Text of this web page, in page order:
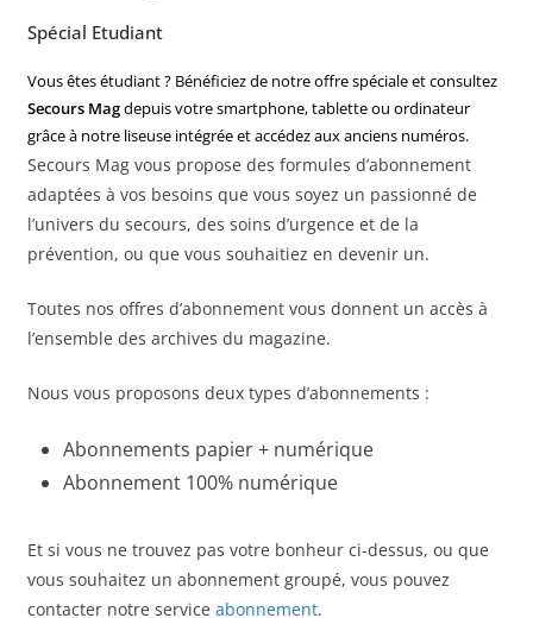
Spécial Etudiant
Vous êtes étudiant ? Bénéficiez de notre offre spéciale et consultez
Secours Magdepuis votre smartphone, tablette ou ordinateur
grâce à notre liseuse intégrée et accédez aux anciens numéros.
Secours Mag vous propose des formules d’abonnement
adaptées à vos besoins que vous soyez un passionné de
l’univers du secours, des soins d’urgence et de la
prévention, ou que vous souhaitiez en devenir un.
Toutes nos offres d’abonnement vous donnent un accès à
l’ensemble des archives du magazine.
Nous vous proposons deux types d’abonnements :
Abonnements papier + numérique
Abonnement 100% numérique
Et si vous ne trouvez pas votre bonheur ci-dessus, ou que
vous souhaitez un abonnement groupé, vous pouvez
contacter notre service abonnement.